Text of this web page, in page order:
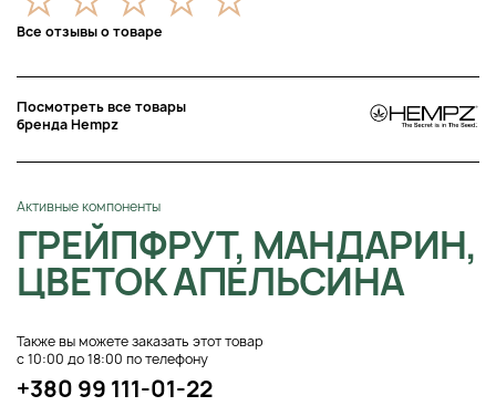
Все отзывы о товаре
Посмотреть все товары
бренда Hempz
Активные компоненты
ГРЕЙПФРУТ, МАНДАРИН,
ЦВЕТОК АПЕЛЬСИНА
Также вы можете заказать этот товар
с 10:00 до 18:00 по телефону
+380 99 111-01-22